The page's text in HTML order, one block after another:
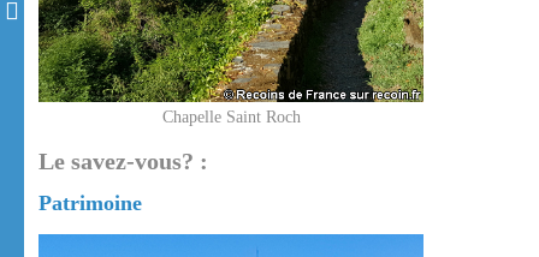
Chapelle Saint Roch
Le savez-vous? :
Patrimoine